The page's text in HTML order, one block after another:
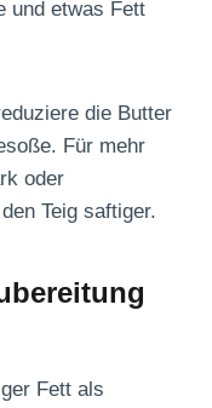
und etwas Fett
die Butter
Für mehr
oder
Teig saftiger.
Fett als